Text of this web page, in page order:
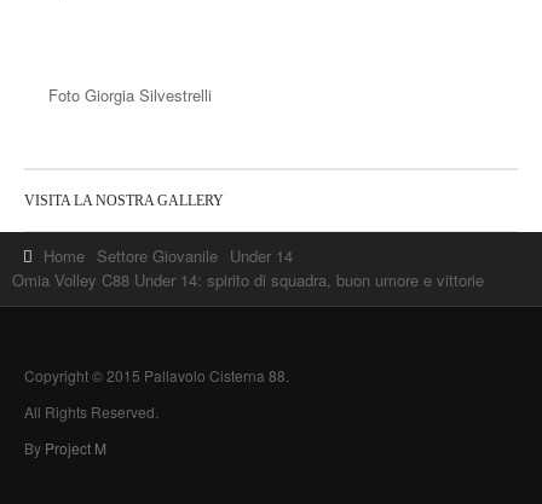
Foto Giorgia Silvestrelli
VISITA LA NOSTRA GALLERY
Home Settore Giovanile Under 14
Omia Volley C88 Under 14: spirito di squadra, buon umore e vittorie
Copyright © 2015 Pallavolo Cisterna 88.
All Rights Reserved.
By Project M